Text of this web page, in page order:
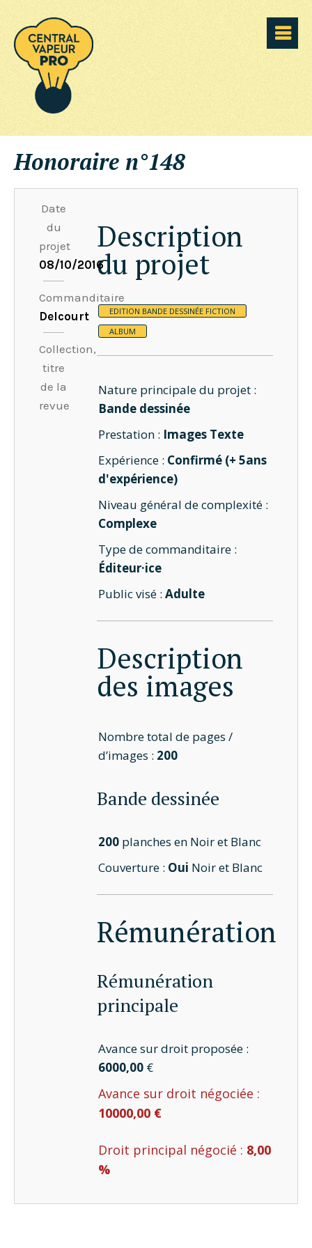
Honoraire n°148
Date
du
projet
08/10/2016
Commanditaire
Delcourt
Collection,
titre
de la
revue
Description
du projet
EDITION BANDE DESSINÉE FICTION
ALBUM
Nature principale du projet :
Bande dessinée
Prestation : Images Texte
Expérience : Confirmé (+ 5ans
d'expérience)
Niveau général de complexité :
Complexe
Type de commanditaire :
Éditeur·ice
Public visé :Adulte
Description
des images
Nombre total de pages /
d’images : 200
Bande dessinée
200 planches en Noir et Blanc
Couverture : Oui Noir et Blanc
Rémunération
Rémunération
principale
Avance sur droit proposée :
6000,00 €
Avance sur droit négociée :
10000,00 €
Droit principal négocié : 8,00
%